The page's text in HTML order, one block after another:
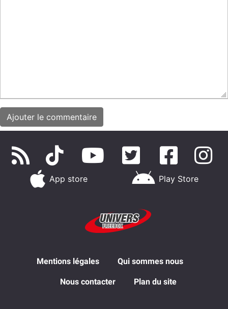
App store Play Store
Mentions légales Qui sommes nous
Nous contacter Plan du site